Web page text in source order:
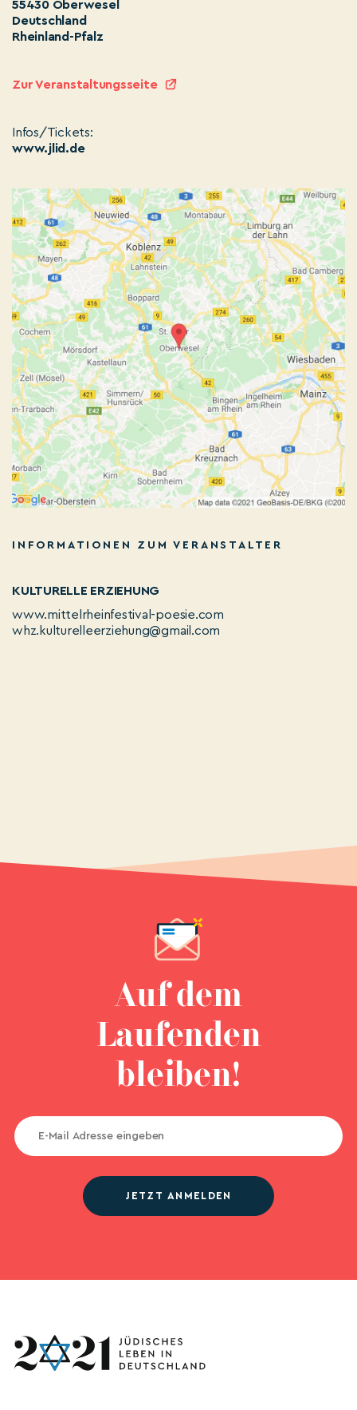
55430 Oberwesel
Deutschland
Rheinland-Pfalz
Zur Veranstaltungsseite
Infos/Tickets:
www.jlid.de
INFORMATIONEN ZUM VERANSTALTER
KULTURELLE ERZIEHUNG
www.mittelrheinfestival-poesie.com
whz.kulturelleerziehung@gmail.com
Auf dem
Laufenden
bleiben!
JETZT ANMELDEN